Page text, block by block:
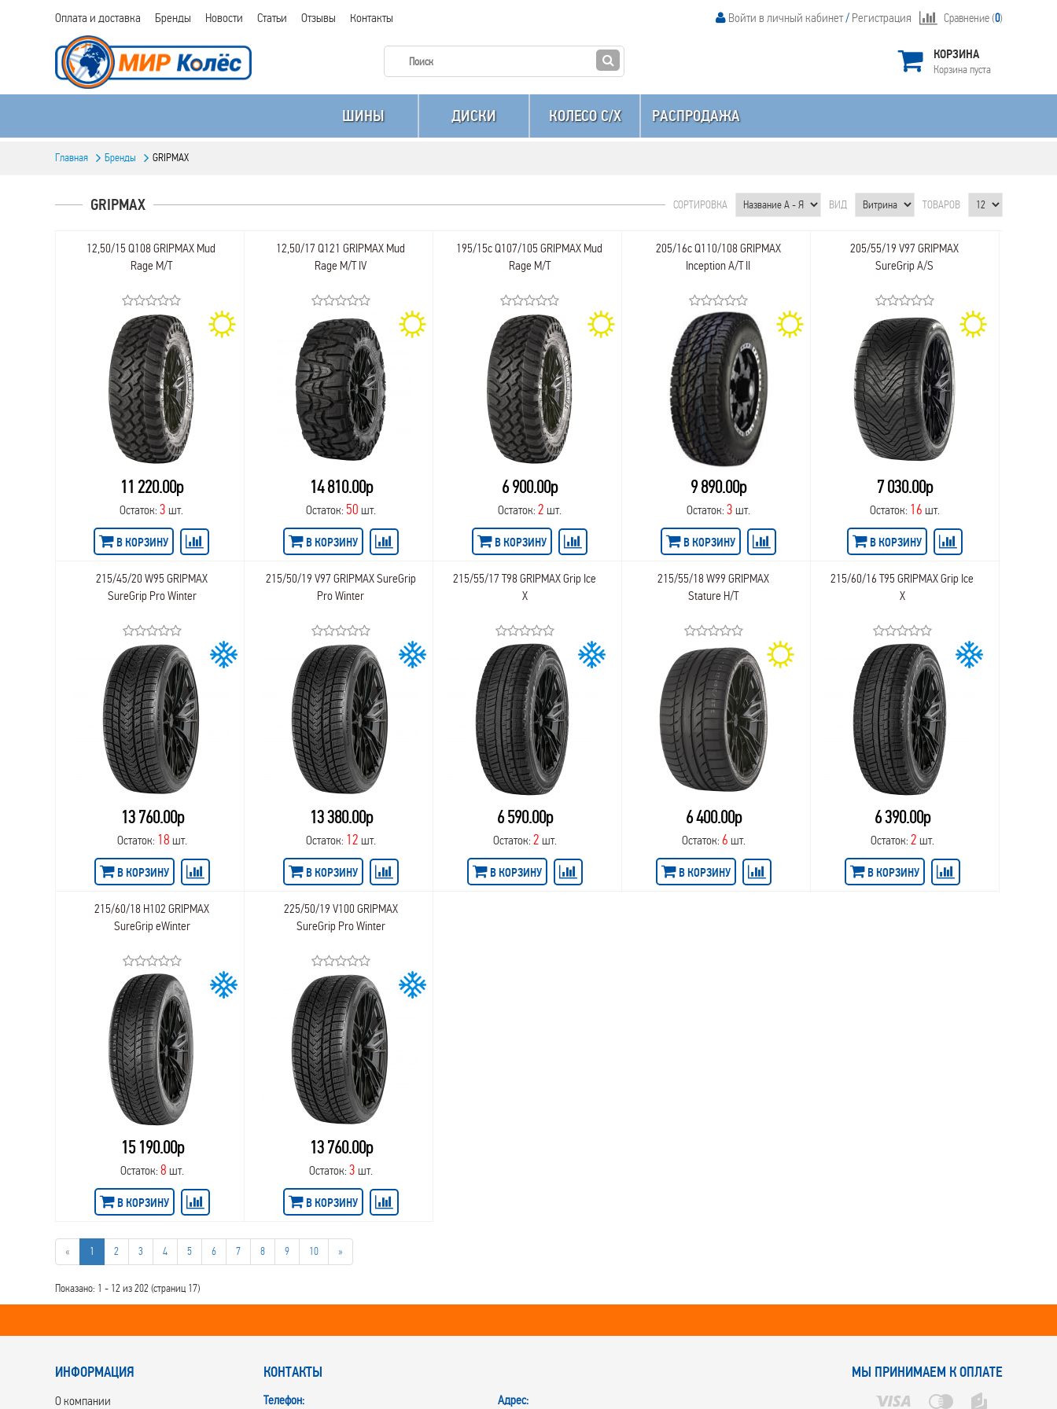
Оплата и доставка Бренды Новости Статьи Отзывы Контакты Сравнение (0)
Войти в личный кабинет/ Регистрация
КОРЗИНА
Корзина пуста
ШИНЫ ДИСКИ КОЛЕСО C/X РАСПРОДАЖА
Главная Бренды GRIPMAX
GRIPMAX СОРТИРОВКА ВИД ТОВАРОВ
12,50/15 Q108 GRIPMAX Mud
Rage M/T
11 220.00р
Остаток:3 шт.
В КОРЗИНУ
12,50/17 Q121 GRIPMAX Mud
Rage M/T IV
14 810.00р
Остаток: 50 шт.
В КОРЗИНУ
195/15c Q107/105 GRIPMAX Mud
Rage M/T
6 900.00р
Остаток:2 шт.
В КОРЗИНУ
205/16c Q110/108 GRIPMAX
Inception A/T II
9 890.00р
Остаток:3 шт.
В КОРЗИНУ
205/55/19 V97 GRIPMAX
SureGrip A/S
7 030.00р
Остаток: 16 шт.
В КОРЗИНУ
215/45/20 W95 GRIPMAX
SureGrip Pro Winter
13 760.00р
Остаток: 18 шт.
В КОРЗИНУ
215/50/19 V97 GRIPMAX SureGrip
Pro Winter
13 380.00р
Остаток: 12 шт.
В КОРЗИНУ
215/55/17 T98 GRIPMAX Grip Ice
X
6 590.00р
Остаток:2 шт.
В КОРЗИНУ
215/55/18 W99 GRIPMAX
Stature H/T
6 400.00р
Остаток: 6 шт.
В КОРЗИНУ
215/60/16 T95 GRIPMAX Grip Ice
X
6 390.00р
Остаток:2 шт.
В КОРЗИНУ
215/60/18 H102 GRIPMAX
SureGrip eWinter
15 190.00р
Остаток:8 шт.
В КОРЗИНУ
225/50/19 V100 GRIPMAX
SureGrip Pro Winter
13 760.00р
Остаток:3 шт.
В КОРЗИНУ
« 1 2 3 4 5 6 7 8 9 10 »
Показано: 1 - 12 из 202 (страниц 17)
ИНФОРМАЦИЯ
О компании
МЫ ПРИНИМАЕМ К ОПЛАТЕ
КОНТАКТЫ
Телефон: Адрес: